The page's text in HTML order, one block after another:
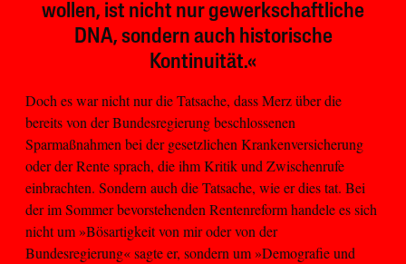
wollen, ist nicht nur gewerkschaftliche
DNA, sondern auch historische
Kontinuität.«
Doch es war nicht nur die Tatsache, dass Merz über die
bereits von der Bundesregierung beschlossenen
Sparmaßnahmen bei der gesetzlichen Krankenversicherung
oder der Rente sprach, die ihm Kritik und Zwischenrufe
einbrachten. Sondern auch die Tatsache, wie er dies tat. Bei
der im Sommer bevorstehenden Rentenreform handele es sich
nicht um »Bösartigkeit von mir oder von der
Bundesregierung« sagte er, sondern um »Demografie und